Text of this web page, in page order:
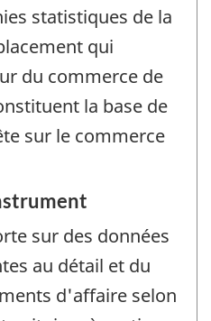
statistiques de la
qui
du commerce de
la base de
sur le commerce
sur des données
au détail et du
d'affaire selon